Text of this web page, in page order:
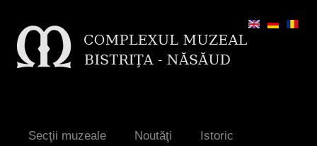
Secţii muzeale Noutăţi
Istoric